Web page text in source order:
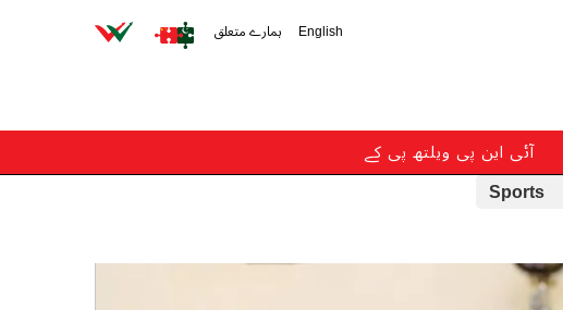
English ہمارے متعلق
آئی این پی ویلتھ پی کے
Sports